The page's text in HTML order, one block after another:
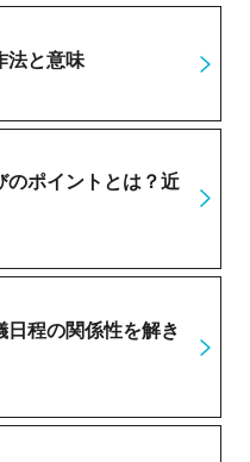
法と意味
のポイントとは？近
日程の関係性を解き